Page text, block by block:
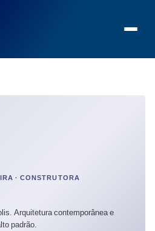
· CONSTRUTORA
Arquitetura contemporânea e
padrão.